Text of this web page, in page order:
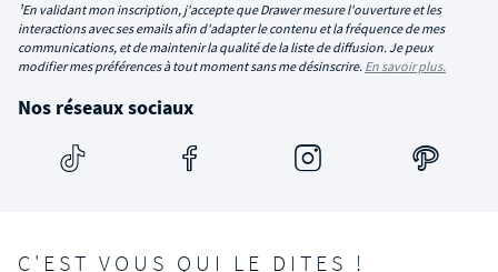
¹En validant mon inscription, j'accepte que Drawer mesure l'ouverture et les
interactions avec ses emails afin d'adapter le contenu et la fréquence de mes
communications, et de maintenir la qualité de la liste de diffusion. Je peux
modifier mes préférences à tout moment sans me désinscrire. En savoir plus.
Nos réseaux sociaux
C'EST VOUS QUI LE DITES !